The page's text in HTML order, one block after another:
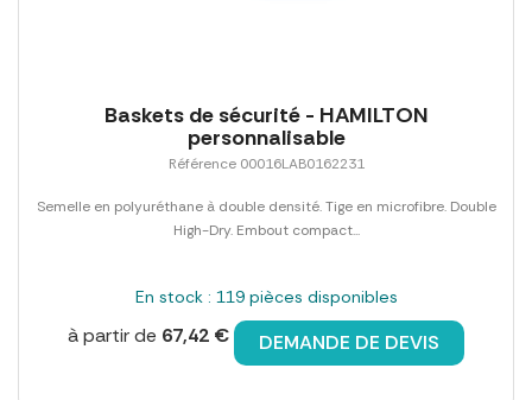
Baskets de sécurité - HAMILTON
personnalisable
Référence 00016LAB0162231
Semelle en polyuréthane à double densité. Tige en microfibre. Double
High-Dry. Embout compact...
En stock : 119 pièces disponibles
à partir de 67,42 € DEMANDE DE DEVIS